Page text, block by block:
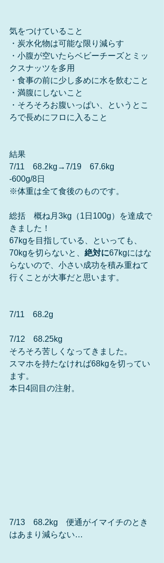
気をつけていること
・炭水化物は可能な限り減らす
・小腹が空いたらベビーチーズとミッ
クスナッツを多用
・食事の前に少し多めに水を飲むこと
・満腹にしないこと
・そろそろお腹いっぱい、というとこ
ろで長めにフロに入ること
結果
7/11　68.2kg→7/19　67.6kg
-600g/8日
※体重は全て食後のものです。
総括　概ね月3kg（1日100g）を達成で
きました！
67kgを目指している、といっても、
70kgを切らないと、 絶対に67kgにはな
らないので、小さい成功を積み重ねて
行くことが大事だと思います。
7/11　68.2g
7/12　68.25kg
そろそろ苦しくなってきました。
スマホを持たなければ68kgを切ってい
ます。
本日4回目の注射。
7/13　68.2kg　便通がイマイチのとき
はあまり減らない…